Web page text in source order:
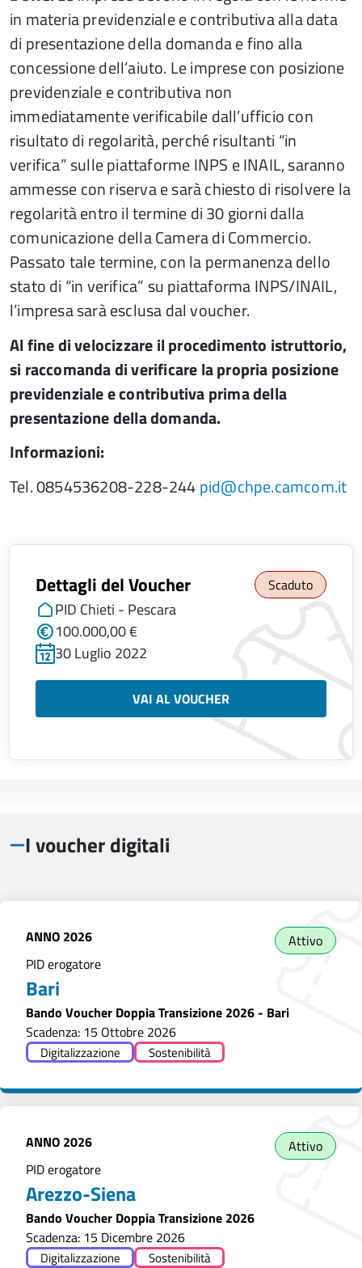
in materia previdenziale e contributiva alla data
di presentazione della domanda e fino alla
concessione dell’aiuto. Le imprese con posizione
previdenziale e contributiva non
immediatamente verificabile dall’ufficio con
risultato di regolarità, perché risultanti “in
verifica” sulle piattaforme INPS e INAIL, saranno
ammesse con riserva e sarà chiesto di risolvere la
regolarità entro il termine di 30 giorni dalla
comunicazione della Camera di Commercio.
Passato tale termine, con la permanenza dello
stato di “in verifica” su piattaforma INPS/INAIL,
l’impresa sarà esclusa dal voucher.
Al fine di velocizzare il procedimento istruttorio,
si raccomanda di verificare la propria posizione
previdenziale e contributiva prima della
presentazione della domanda.
Informazioni:
Tel. 0854536208-228-244pid@chpe.camcom.it
Dettagli del Voucher Scaduto
PID Chieti - Pescara
100.000,00 €
30 Luglio 2022
VAI AL VOUCHER
I voucher digitali
ANNO 2026
Attivo
PID erogatore
Bari
Bando Voucher Doppia Transizione 2026 - Bari
Scadenza: 15 Ottobre 2026
Digitalizzazione Sostenibilità
ANNO 2026
Attivo
PID erogatore
Arezzo-Siena
Bando Voucher Doppia Transizione 2026
Scadenza: 15 Dicembre 2026
Digitalizzazione Sostenibilità